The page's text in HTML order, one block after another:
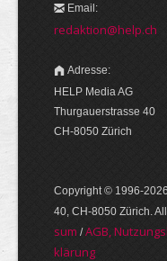
Email:
redaktion@help.ch
Adresse:
HELP Media AG
Thurgauerstrasse 40
CH-8050 Zürich
Copyright © 1996-
40, CH-8050 Zürich.
sum /AGB,
klärung